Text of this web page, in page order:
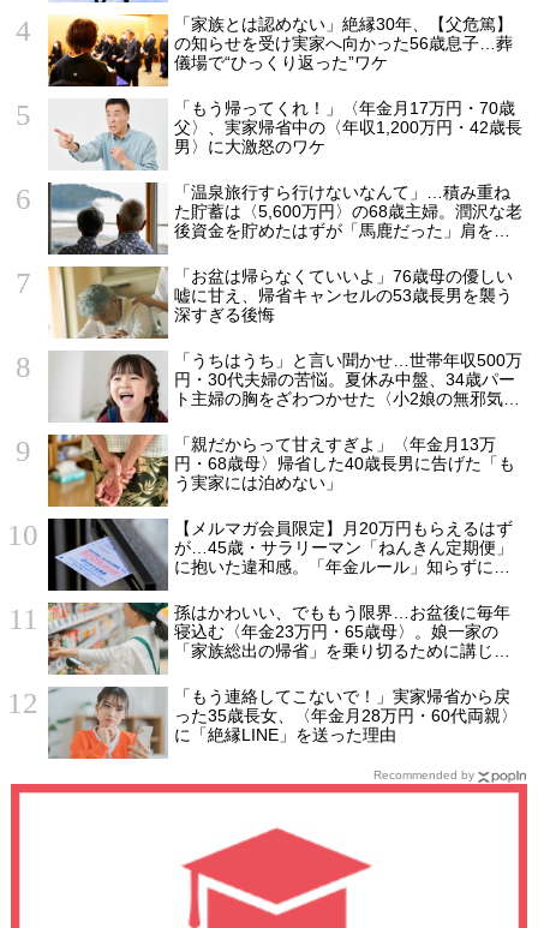
「家族とは認めない」絶縁30年、【父危篤】
の知らせを受け実家へ向かった56歳息子…葬
儀場で“ひっくり返った”ワケ
「もう帰ってくれ！」〈年金月17万円・70歳
父〉、実家帰省中の〈年収1,200万円・42歳長
男〉に大激怒のワケ
「温泉旅行すら行けないなんて」…積み重ね
た貯蓄は〈5,600万円〉の68歳主婦。潤沢な老
後資金を貯めたはずが「馬鹿だった」肩を落
「お盆は帰らなくていいよ」76歳母の優しい
嘘に甘え、帰省キャンセルの53歳長男を襲う
深すぎる後悔
「うちはうち」と言い聞かせ…世帯年収500万
円・30代夫婦の苦悩。夏休み中盤、34歳パー
ト主婦の胸をざわつかせた〈小2娘の無邪気な
「親だからって甘えすぎよ」〈年金月13万
円・68歳母〉帰省した40歳長男に告げた「も
う実家には泊めない」
【メルマガ会員限定】月20万円もらえるはず
が…45歳・サラリーマン「ねんきん定期便」
に抱いた違和感。「年金ルール」知らずにそ
額に唖然「何かの間違いでは？」
孫はかわいい、でももう限界…お盆後に毎年
寝込む〈年金23万円・65歳母〉。娘一家の
「家族総出の帰省」を乗り切るために講じた
「もう連絡してこないで！」実家帰省から戻
った35歳長女、〈年金月28万円・60代両親〉
に「絶縁LINE」を送った理由
Recommended by